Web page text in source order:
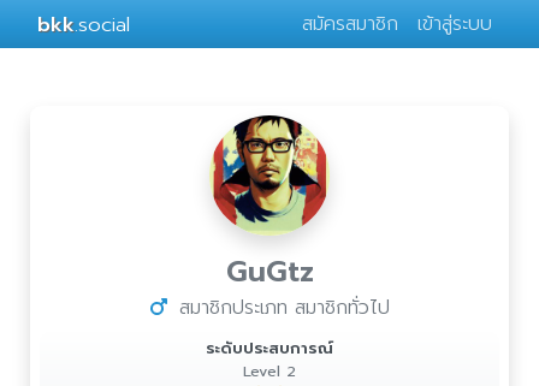
bkk.social สมัครสมาชิก เข้าสู่ระบบ
GuGtz
สมาชิกประเภท สมาชิกทั่วไป
ระดับประสบการณ์
Level 2